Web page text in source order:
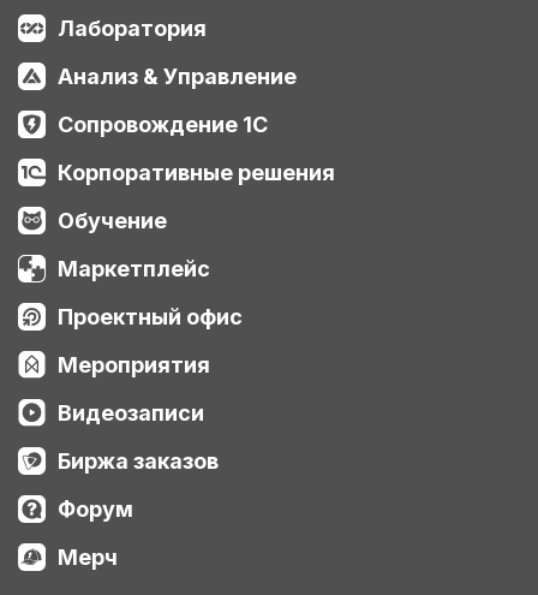
Лаборатория
Анализ & Управление
Сопровождение 1С
Корпоративные решения
Обучение
Маркетплейс
Проектный офис
Мероприятия
Видеозаписи
Биржа заказов
Форум
Мерч